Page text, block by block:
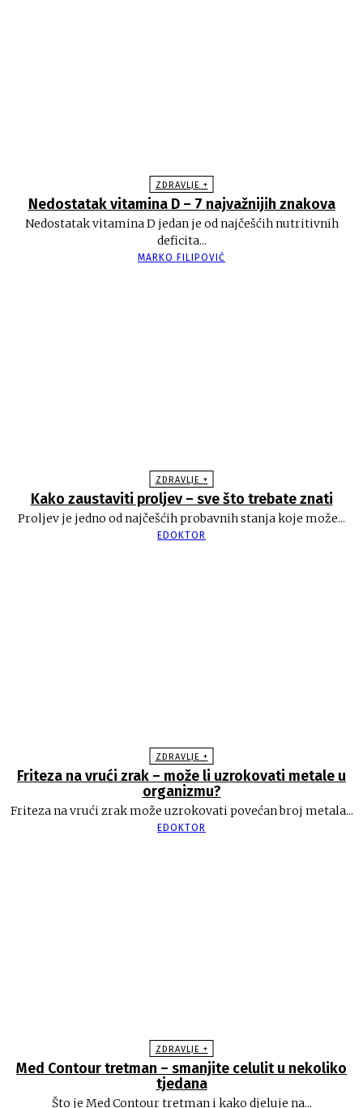
ZDRAVLJE +
Nedostatak vitamina D – 7 najvažnijih znakova
Nedostatak vitamina D jedan je od najčešćih nutritivnih
deficita...
MARKO FILIPOVIĆ
ZDRAVLJE +
Kako zaustaviti proljev – sve što trebate znati
Proljev je jedno od najčešćih probavnih stanja koje može...
EDOKTOR
ZDRAVLJE +
Friteza na vrući zrak – može li uzrokovati metale u
organizmu?
Friteza na vrući zrak može uzrokovati povećan broj metala...
EDOKTOR
ZDRAVLJE +
Med Contour tretman – smanjite celulit u nekoliko
tjedana
Što je Med Contour tretman i kako djeluje na...